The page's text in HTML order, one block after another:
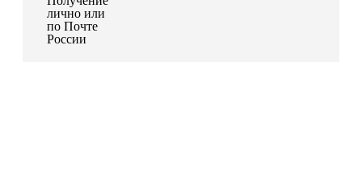
лично или
по Почте
России